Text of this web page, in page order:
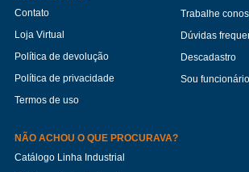
Contato
Loja Virtual
Política de devolução
Política de privacidade
Termos de uso
Trabalhe
Dúvidas
Descadastro
Sou funcionário
NÃO ACHOU O QUE PROCURAVA?
Catálogo Linha Industrial